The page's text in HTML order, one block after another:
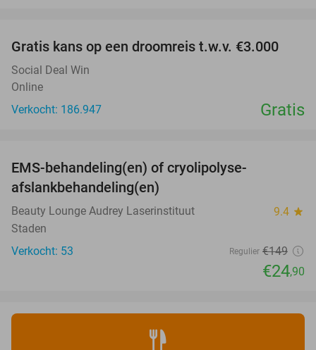
Gratis kans op een droomreis t.w.v. €3.000
Social Deal Win
Online
Verkocht: 186.947
Gratis
EMS-behandeling(en) of cryolipolyse-
afslankbehandeling(en)
Beauty Lounge Audrey Laserinstituut 9.4 star
Staden
Verkocht: 53
Regulier €149
€24,90